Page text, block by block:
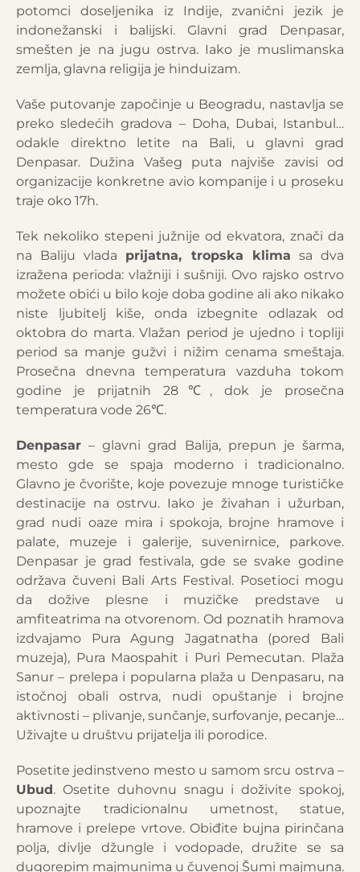
potomci doseljenika iz Indije, zvanični jezik je
indonežanski i balijski. Glavni grad Denpasar,
smešten je na jugu ostrva. Iako je muslimanska
zemlja, glavna religija je hinduizam.
Vaše putovanje započinje u Beogradu, nastavlja se
preko sledećih gradova – Doha, Dubai, Istanbul…
odakle direktno letite na Bali, u glavni grad
Denpasar. Dužina Vašeg puta najviše zavisi od
organizacije konkretne avio kompanije i u proseku
traje oko 17h.
Tek nekoliko stepeni južnije od ekvatora, znači da
na Baliju vlada prijatna, tropska klima sa dva
izražena perioda: vlažniji i sušniji. Ovo rajsko ostrvo
možete obići u bilo koje doba godine ali ako nikako
niste ljubitelj kiše, onda izbegnite odlazak od
oktobra do marta. Vlažan period je ujedno i topliji
period sa manje gužvi i nižim cenama smeštaja.
Prosečna dnevna temperatura vazduha tokom
godine je prijatnih 28℃, dok je prosečna
temperatura vode 26℃.
Denpasar – glavni grad Balija, prepun je šarma,
mesto gde se spaja moderno i tradicionalno.
Glavno je čvorište, koje povezuje mnoge turističke
destinacije na ostrvu. Iako je živahan i užurban,
grad nudi oaze mira i spokoja, brojne hramove i
palate, muzeje i galerije, suvenirnice, parkove.
Denpasar je grad festivala, gde se svake godine
održava čuveni Bali Arts Festival. Posetioci mogu
da dožive plesne i muzičke predstave u
amfiteatrima na otvorenom. Od poznatih hramova
izdvajamo Pura Agung Jagatnatha (pored Bali
muzeja), Pura Maospahit i Puri Pemecutan. Plaža
Sanur – prelepa i popularna plaža u Denpasaru, na
istočnoj obali ostrva, nudi opuštanje i brojne
aktivnosti – plivanje, sunčanje, surfovanje, pecanje…
Uživajte u društvu prijatelja ili porodice.
Posetite jedinstveno mesto u samom srcu ostrva –
Ubud. Osetite duhovnu snagu i doživite spokoj,
upoznajte tradicionalnu umetnost, statue,
hramove i prelepe vrtove. Obiđite bujna pirinčana
polja, divlje džungle i vodopade, družite se sa
dugorepim majmunima u čuvenoj Šumi majmuna.